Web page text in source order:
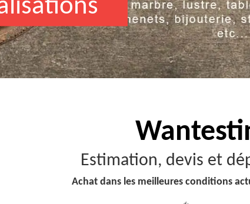
Estimation, devis et
Achat dans les meilleures conditions